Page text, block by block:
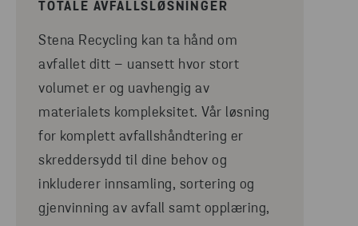
TOTALE AVFALLSLØSNINGER
Stena Recycling kan ta hånd om
avfallet ditt – uansett hvor stort
volumet er og uavhengig av
materialets kompleksitet. Vår løsning
for komplett avfallshåndtering er
skreddersydd til dine behov og
inkluderer innsamling, sortering og
gjenvinning av avfall samt opplæring,